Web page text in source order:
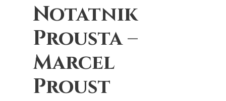
Notatnik
Prousta –
Marcel
Proust